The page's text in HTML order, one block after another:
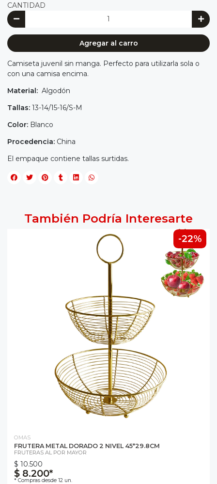
CANTIDAD
Agregar al carro
Camiseta juvenil sin manga. Perfecto para utilizarla sola o
con una camisa encima.
Material: Algodón
Tallas: 13-14/15-16/S-M
Color: Blanco
Procedencia: China
El empaque contiene tallas surtidas.
También Podría Interesarte
-22%
OMAS
FRUTERA METAL DORADO 2 NIVEL 45*29.8CM
FRUTERAS AL POR MAYOR
$ 10.500
$ 8.200*
* Compras desde 12 un.